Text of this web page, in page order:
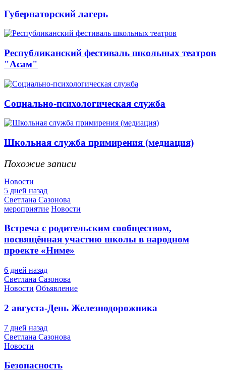
Губернаторский лагерь
Республиканский фестиваль школьных театров
"Асам"
Социально-психологическая служба
Школьная служба примирения (медиация)
Похожие записи
Новости
5 дней назад
Светлана Сазонова
мероприятие Новости
Встреча с родительским сообществом,
посвящённая участию школы в народном
проекте «Ниме»
6 дней назад
Светлана Сазонова
Новости Объявление
2 августа-День Железнодорожника
7 дней назад
Светлана Сазонова
Новости
Безопасность